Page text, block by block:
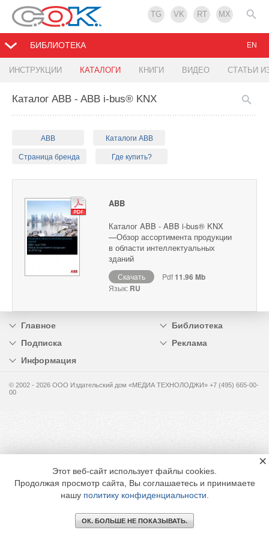
TG VK RT MX
БИБЛИОТЕКА
ИНСТРУКЦИИ КАТАЛОГИ КНИГИ ВИДЕО СТАТЬИ
EN
Каталог ABB - ABB i-bus® KNX
ABB Каталоги ABB
Страница бренда Где купить?
ABB
Каталог ABB - ABB i-bus® KNX
—Обзор ассортимента продукции
в области интеллектуальных
зданий
Скачать Pdf11.96 Mb
Язык: RU
Главное
Библиотека
Подписка
Реклама
Информация
© 2002 - 2026 OOO Издательский дом «МЕДИА ТЕХНОЛОДЖИ» +7 (495) 665-00-
00
Этот веб-сайт использует файлы cookies.
Продолжая просмотр сайта, Вы соглашаетесь и принимаете
нашу политику конфиденциальности
ОК. БОЛЬШЕ НЕ ПОКАЗЫВАТЬ.
×